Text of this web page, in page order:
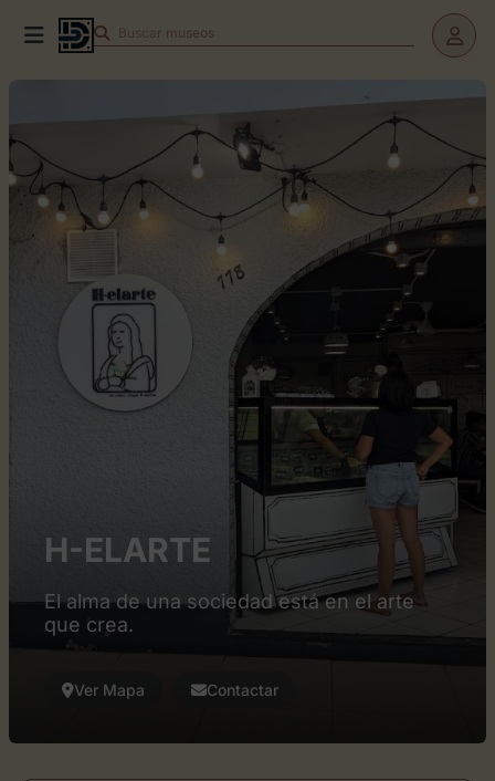
Buscar teatros
H-ELARTE
El alma de una sociedad está en el arte
que crea.
Ver Mapa Contactar